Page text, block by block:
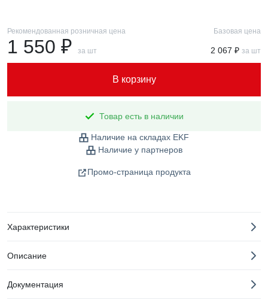
Рекомендованная розничная цена
1 550 ₽ за шт
Базовая цена
2 067 ₽ за шт
В корзину
Товар есть в наличии
Наличие на складах EKF
Наличие у партнеров
Промо-страница продукта
Характеристики
Описание
Документация